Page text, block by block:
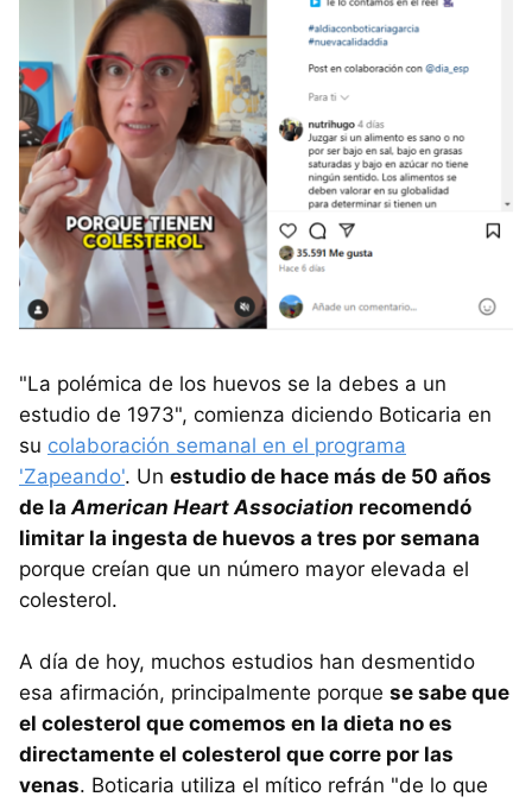
"La polémica de los huevos se la debes a un
estudio de 1973", comienza diciendo Boticaria en
su colaboración semanal en el programa
'Zapeando'. Un estudio de hace más de 50 años
de laAmerican Heart Association recomendó
limitar la ingesta de huevos a tres por semana
porque creían que un número mayor elevada el
colesterol.
A día de hoy, muchos estudios han desmentido
esa afirmación, principalmente porque se sabe que
el colesterol que comemos en la dieta no es
directamente el colesterol que corre por las
venas. Boticaria utiliza el mítico refrán "de lo que